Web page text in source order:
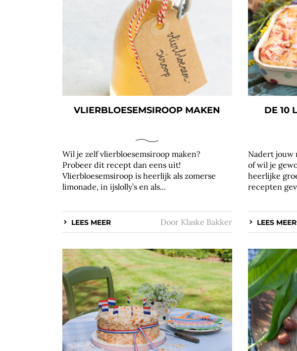
VLIERBLOESEMSIROOP MAKEN
Wil je zelf vlierbloesemsiroop maken?
Probeer dit recept dan eens uit!
Vlierbloesemsiroop is heerlijk als zomerse
limonade, in ijslolly’s en als...
LEES MEER Door Klaske Bakker
DE 10
Nadert jouw
of wil je
heerlijke
recepten
LEES MEER